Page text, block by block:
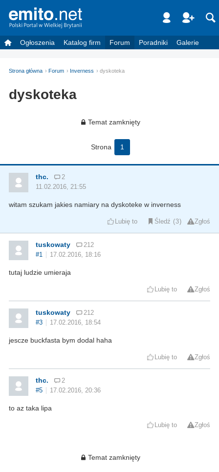
Ogłoszenia Katalog firm Forum Poradniki Galerie
Strona główna Forum Inverness dyskoteka
dyskoteka
Temat zamknięty
Strona 1
thc.
2
11.02.2016, 21:55
witam szukam jakies namiary na dyskoteke w inverness
Lubię to Śledź 3 Zgłoś
tuskowaty
212
#1
17.02.2016, 18:16
tutaj ludzie umieraja
Lubię to Zgłoś
tuskowaty
212
#3
17.02.2016, 18:54
jescze buckfasta bym dodal haha
Lubię to Zgłoś
thc.
2
#5
17.02.2016, 20:36
to az taka lipa
Lubię to Zgłoś
Temat zamknięty